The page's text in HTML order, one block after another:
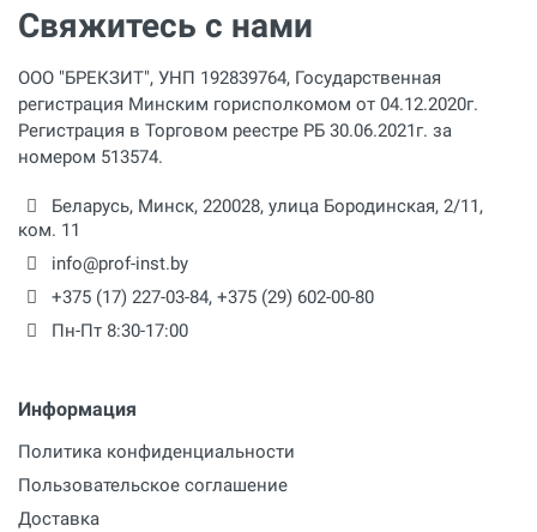
Свяжитесь с нами
ООО "БРЕКЗИТ", УНП 192839764, Государственная
регистрация Минским горисполкомом от 04.12.2020г.
Регистрация в Торговом реестре РБ 30.06.2021г. за
номером 513574.
Беларусь, Минск, 220028, улица Бородинская, 2/11,
ком. 11
info@prof-inst.by
+375 (17) 227-03-84, +375 (29) 602-00-80
Пн-Пт 8:30-17:00
Информация
Политика конфиденциальности
Пользовательское соглашение
Доставка